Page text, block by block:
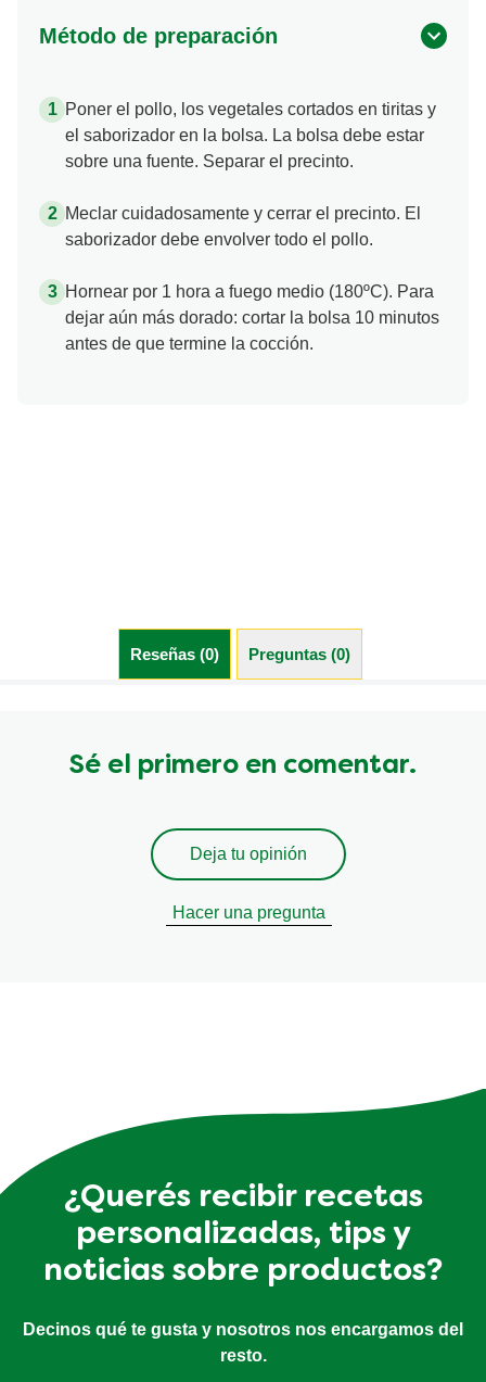
Método de preparación
Poner el pollo, los vegetales cortados en tiritas y
el saborizador en la bolsa. La bolsa debe estar
sobre una fuente. Separar el precinto.
Meclar cuidadosamente y cerrar el precinto. El
saborizador debe envolver todo el pollo.
Hornear por 1 hora a fuego medio (180ºC). Para
dejar aún más dorado: cortar la bolsa 10 minutos
antes de que termine la cocción.
Reseñas (0) Preguntas (0)
Sé el primero en comentar.
Deja tu opinión
Hacer una pregunta
¿Querés recibir recetas
personalizadas, tips y
noticias sobre productos?
Decinos qué te gusta y nosotros nos encargamos del
resto.